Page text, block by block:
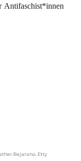
Antifaschist*innen
Bejarano Etty